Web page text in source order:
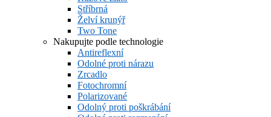
Stříbrná
Želví krunýř
Two Tone
Nakupujte podle technologie
Antireflexní
Odolné proti nárazu
Zrcadlo
Fotochromní
Polarizované
Odolný proti poškrábání